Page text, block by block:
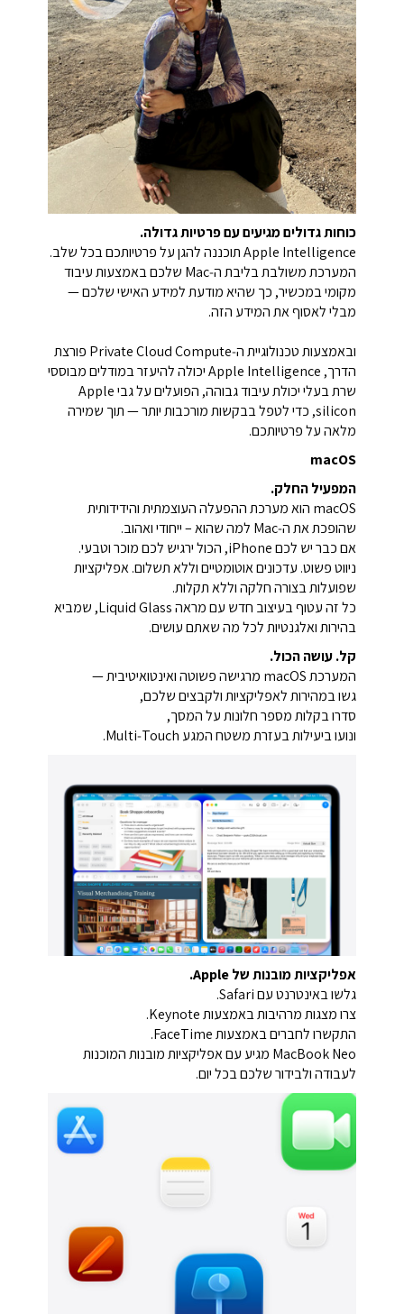
כוחות גדולים מגיעים עם פרטיות גדולה.
Apple Intelligence תוכננה להגן על פרטיותכם בכל שלב.
המערכת משולבת בליבת ה‑Mac שלכם באמצעות עיבוד
מקומי במכשיר, כך שהיא מודעת למידע האישי שלכם —
מבלי לאסוף את המידע הזה.
ובאמצעות טכנולוגיית ה‑Private Cloud Compute פורצת
הדרך, Apple Intelligence יכולה להיעזר במודלים מבוססי
שרת בעלי יכולת עיבוד גבוהה, הפועלים על גבי Apple
silicon, כדי לטפל בבקשות מורכבות יותר — תוך שמירה
מלאה על פרטיותכם.
macOS
המפעיל החלק.
macOS הוא מערכת ההפעלה העוצמתית והידידותית
שהופכת את ה‑Mac למה שהוא – ייחודי ואהוב.
אם כבר יש לכם iPhone, הכול ירגיש לכם מוכר וטבעי.
ניווט פשוט. עדכונים אוטומטיים וללא תשלום. אפליקציות
שפועלות בצורה חלקה וללא תקלות.
כל זה עטוף בעיצוב חדש עם מראה Liquid Glass, שמביא
בהירות ואלגנטיות לכל מה שאתם עושים.
קל. עושה הכול.
המערכת macOS מרגישה פשוטה ואינטואיטיבית —
גשו במהירות לאפליקציות ולקבצים שלכם,
סדרו בקלות מספר חלונות על המסך,
ונועו ביעילות בעזרת משטח המגע Multi‑Touch.
אפליקציות מובנות של Apple.
גלשו באינטרנט עם Safari.
צרו מצגות מרהיבות באמצעות Keynote.
התקשרו לחברים באמצעות FaceTime.
‏MacBook Neo מגיע עם אפליקציות מובנות המוכנות
לעבודה ולבידור שלכם בכל יום.